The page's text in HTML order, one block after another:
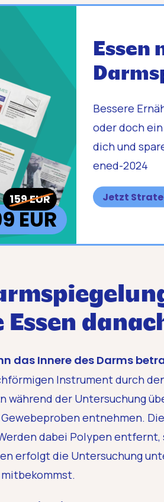
EUR
159 EUR
Essen
Bessere
oder doch
dich und
ened-2024
Jetzt
das Innere des Darms
Instrument durch
während der Untersuchung
entnehmen.
dabei Polypen
erfolgt die Untersuchung